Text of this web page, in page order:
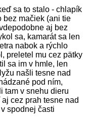
sa to stalo - chlapík
bez mačiek (ani tie
aj bez
sa, kamarát sa len
nabok a rýchlo
preletel mu cez pätky
sa im v hmle, len
našli tesne nad
pod ním,
tam v snehu dieru
cez prah tesne nad
spodnej časti